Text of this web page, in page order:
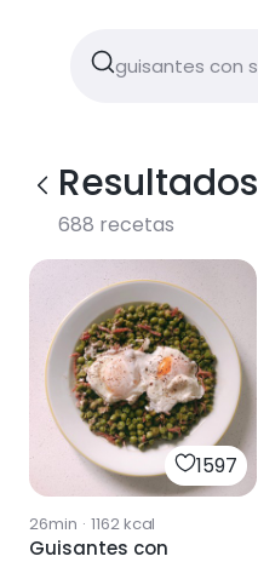
Resultados
688 recetas
1597
26min · 1162kcal
Guisantes con